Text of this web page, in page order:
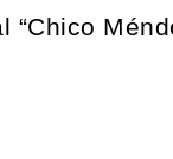
“Chico